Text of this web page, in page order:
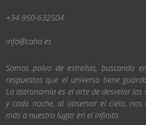
+34-950-632504
info@caha.es
Somos polvo de estrellas, buscando
respuestas que el universo tiene
La astronomía es el arte de desvelar los
y cada noche, al observar el cielo, nos
más a nuestro lugar en el infinito.